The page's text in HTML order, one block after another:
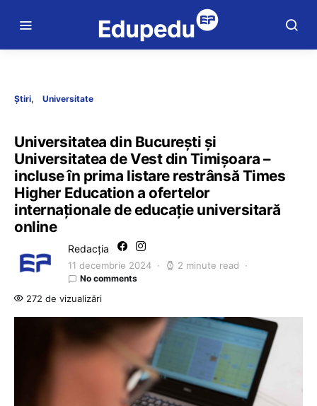
Știri Universitate
Universitatea din București și
Universitatea de Vest din Timișoara –
incluse în prima listare restrânsă Times
Higher Education a ofertelor
internaționale de educație universitară
online
Redacția
11 decembrie 2024 2 minute read
No comments
272 de vizualizări